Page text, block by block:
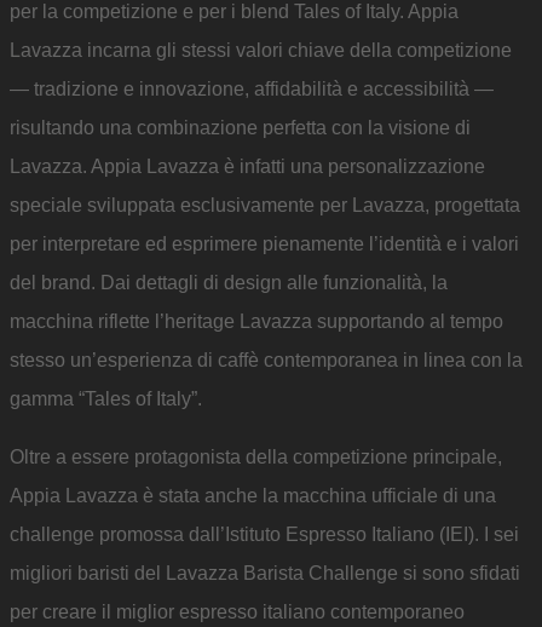
per la competizione e per i blend Tales of Italy. Appia
Lavazza incarna gli stessi valori chiave della competizione
— tradizione e innovazione, affidabilità e accessibilità —
risultando una combinazione perfetta con la visione di
Lavazza. Appia Lavazza è infatti una personalizzazione
speciale sviluppata esclusivamente per Lavazza, progettata
per interpretare ed esprimere pienamente l’identità e i valori
del brand. Dai dettagli di design alle funzionalità, la
macchina riflette l’heritage Lavazza supportando al tempo
stesso un’esperienza di caffè contemporanea in linea con la
gamma “Tales of Italy”.
Oltre a essere protagonista della competizione principale,
Appia Lavazza è stata anche la macchina ufficiale di una
challenge promossa dall’Istituto Espresso Italiano (IEI). I sei
migliori baristi del Lavazza Barista Challenge si sono sfidati
per creare il miglior espresso italiano contemporaneo